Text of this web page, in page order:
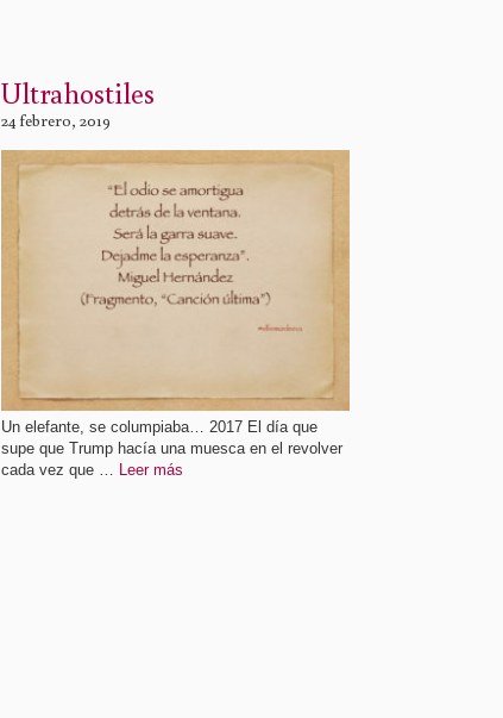
Ultrahostiles
24 febrero, 2019
Un elefante, se columpiaba… 2017 El día que
supe que Trump hacía una muesca en el revolver
cada vez que … Leer más